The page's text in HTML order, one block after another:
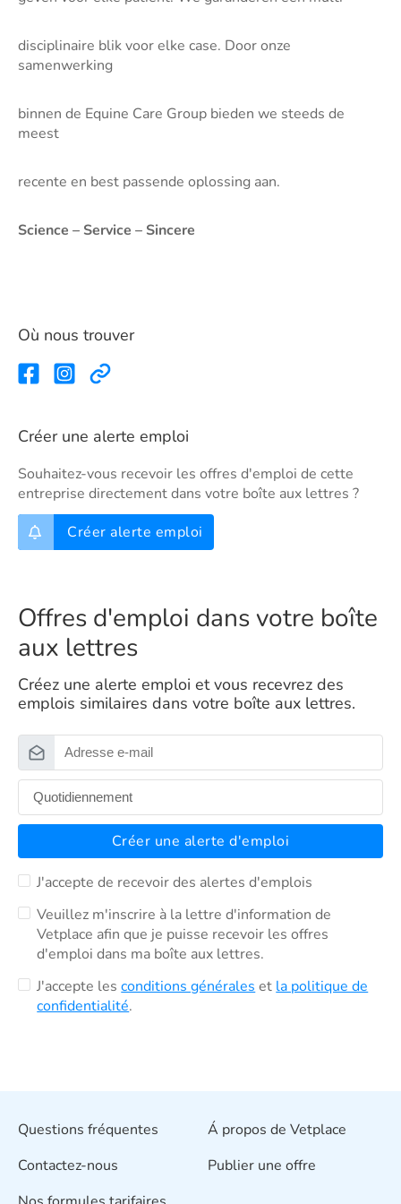
disciplinaire blik voor elke case. Door onze
samenwerking
binnen de Equine Care Group bieden we steeds de
meest
recente en best passende oplossing aan.
Science – Service – Sincere
Où nous trouver
Créer une alerte emploi
Souhaitez-vous recevoir les offres d'emploi de cette
entreprise directement dans votre boîte aux lettres ?
Créer alerte emploi
Offres d'emploi dans votre boîte
aux lettres
Créez une alerte emploi et vous recevrez des
emplois similaires dans votre boîte aux lettres.
Créer une alerte d'emploi
J'accepte de recevoir des alertes d'emplois
Veuillez m'inscrire à la lettre d'information de
Vetplace afin que je puisse recevoir les offres
d'emploi dans ma boîte aux lettres.
J'accepte lesconditions générales et la politique de
confidentialité.
Questions fréquentes
Contactez-nous
Á propos de Vetplace
Publier une offre